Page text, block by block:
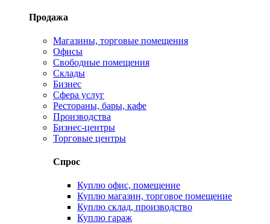
Продажа
Магазины, торговые помещения
Офисы
Свободные помещения
Склады
Бизнес
Сфера услуг
Рестораны, бары, кафе
Производства
Бизнес-центры
Торговые центры
Спрос
Куплю офис, помещение
Куплю магазин, торговое помещение
Куплю склад, производство
Куплю гараж